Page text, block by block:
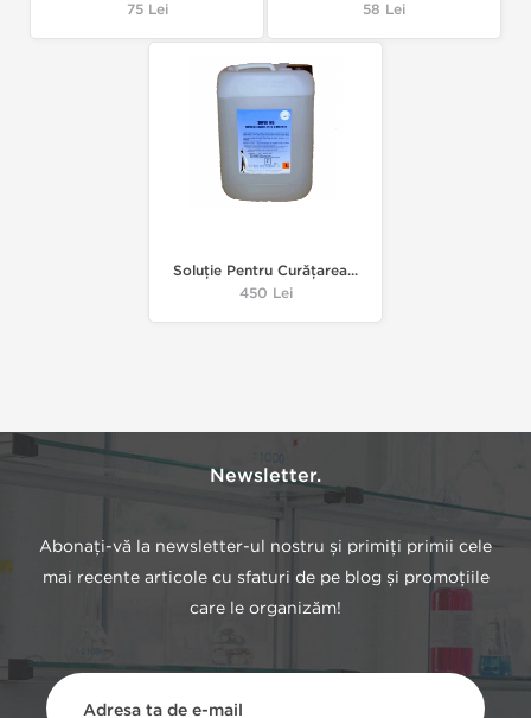
Pret
75 Lei
Pret
58 Lei
Soluție Pentru Curățarea...
Pret
450 Lei
Newsletter.
Abonați-vă la newsletter-ul nostru și primiți primii cele
mai recente articole cu sfaturi de pe blog și promoțiile
care le organizăm!